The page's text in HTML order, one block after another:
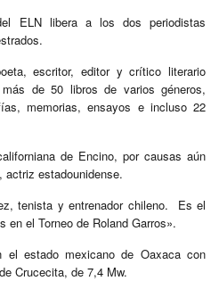
ELN libera a los dos periodistas
escritor, editor y crítico literario
de 50 libros de varios géneros,
memorias, ensayos e incluso 22
de Encino, por causas aún
estadounidense.
tenista y entrenador chileno. Es el
en el Torneo de Roland Garros».
el estado mexicano de Oaxaca con
Crucecita, de 7,4 Mw.